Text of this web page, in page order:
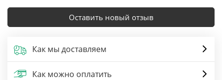
Оставить новый отзыв
Как мы доставляем
Как можно оплатить